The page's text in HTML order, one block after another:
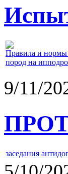
Правила и нормы
пород на
9/11/
заседания